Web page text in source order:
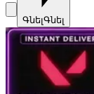
ԳնելԳնել